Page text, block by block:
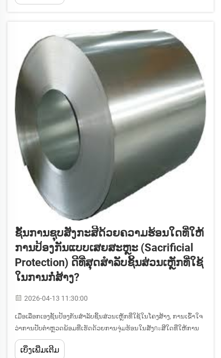
ຊັ້ນການຊຸບສັງກະສີດ້ວຍຄວາມຮ້ອນໃດທີ່ໃຫ້
ການປ້ອງກັນແບບເສຍສະຫຼະ (sacrificial
Protection) ດີທີ່ສຸດສຳລັບຊິ້ນສ່ວນເຫຼັກທີ່ໃຊ້
ໃນການກໍ່ສ້າງ?
2026-04-13 11:30:00
ເມື່ອເລືອກເອງຊັ້ນປ້ອງກັນສຳລັບຊິ້ນສ່ວນເຫຼັກທີ່ໃຊ້ໃນໂຄງສ້າງ, ການເຂົ້າໃຈ
ວ່າການປັບຕຳຫຼວດພ້ອມທີ່ເຮັດດ້ວຍການຈຸ່ມຮ້ອນໃນສັງกะສີໃດທີ່ໃຫ້ການ
ປ້ອງກັນແບບເສຍສະຫຼະທີ່ດີທີ່ສຸດແມ່ນມີຄວາມສຳຄັນຢ່າງຍິ່ງຕໍ່ຄວາມໝັ້ນຄົງ
ໃນໄລຍະຍາວ ແລະ ຄວາມຄຸ້ມຄ່າ. ຂະບວນການຈຸ່ມຮ້ອນໃນສັງกะສີ...
ເບິ່ງເພີ່ມເຕີມ